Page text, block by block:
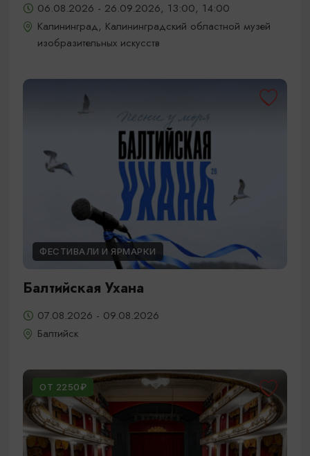
06.08.2026 - 26.09.2026, 13:00, 14:00
Калининград, Калининградский областной музей
изобразительных искусств
ФЕСТИВАЛИ И ЯРМАРКИ
Балтийская Ухана
07.08.2026 - 09.08.2026
Балтийск
ОТ 2250₽